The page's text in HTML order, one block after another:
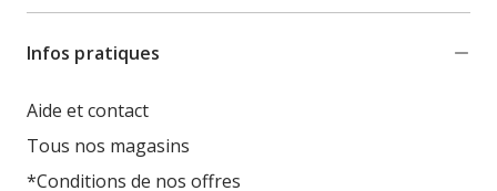
Infos pratiques
Aide et contact
Tous nos magasins
*Conditions de nos offres